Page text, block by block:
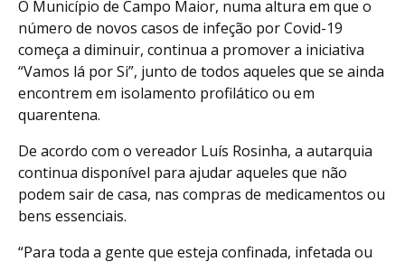
O Município de Campo Maior, numa altura em que o
número de novos casos de infeção por Covid-19
começa a diminuir, continua a promover a iniciativa
“Vamos lá por Si”, junto de todos aqueles que se ainda
encontrem em isolamento profilático ou em
quarentena.
De acordo com o vereador Luís Rosinha, a autarquia
continua disponível para ajudar aqueles que não
podem sair de casa, nas compras de medicamentos ou
bens essenciais.
“Para toda a gente que esteja confinada, infetada ou